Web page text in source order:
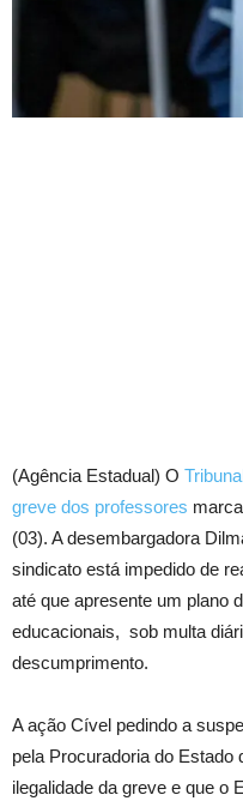
(Agência Estadual) O
greve dos professores
(03). A desembargadora
sindicato está impedido de
até que apresente um plano
educacionais, sob multa
descumprimento.
A ação Cível pedindo a
pela Procuradoria do Estado
ilegalidade da greve e que o